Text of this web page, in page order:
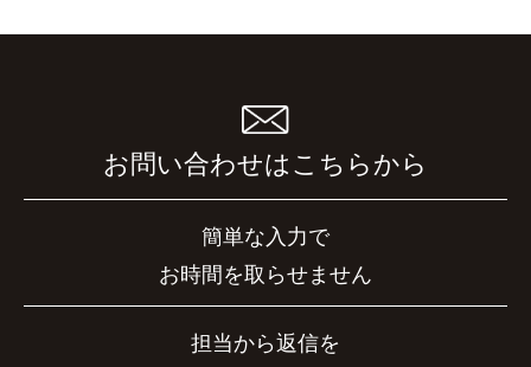
お問い合わせはこちらから
簡単な入力で
お時間を取らせません
担当から返信を